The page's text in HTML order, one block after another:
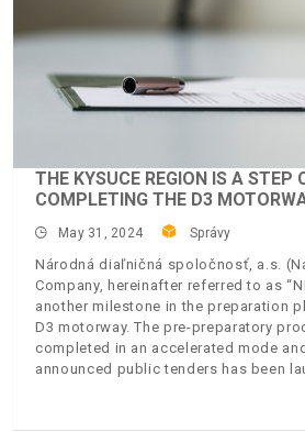
THE KYSUCE REGION IS A STEP
COMPLETING THE D3
May 31, 2024 Správy
Národná diaľničná spoločnosť, a.s.
Company, hereinafter referred to as
another milestone in the preparation
D3 motorway. The pre-preparatory
completed in an accelerated mode
announced public tenders has been